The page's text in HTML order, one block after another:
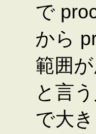
で
から
範囲
と言
で大